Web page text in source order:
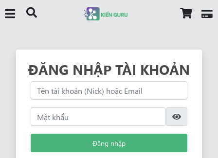
ĐĂNG NHẬP TÀI KHOẢN
Đăng nhập